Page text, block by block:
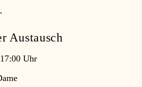
Austausch
Uhr